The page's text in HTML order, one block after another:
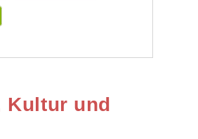
Kultur und